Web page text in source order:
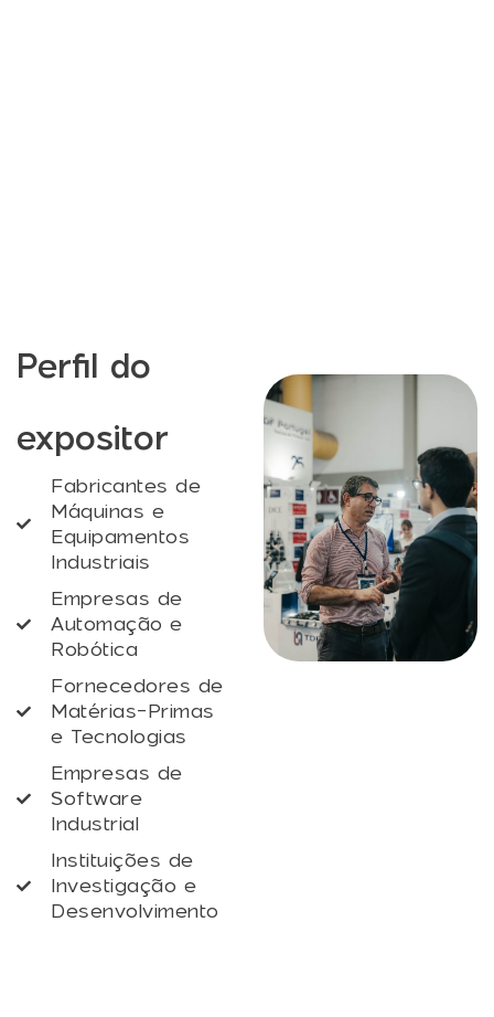
Perfil do
expositor
Fabricantes de
Máquinas e
Equipamentos
Industriais
Empresas de
Automação e
Robótica
Fornecedores de
Matérias-Primas
e Tecnologias
Empresas de
Software
Industrial
Instituições de
Investigação e
Desenvolvimento